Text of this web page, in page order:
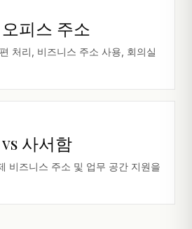
피스 주소
처리, 비즈니스 주소 사용, 회의실
사서함
비즈니스 주소 및 업무 공간 지원을